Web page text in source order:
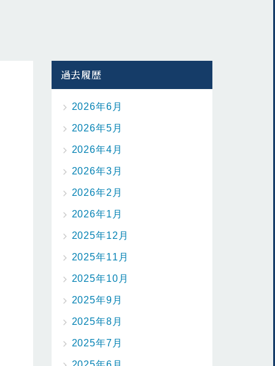
過去履歴
2026年6月
2026年5月
2026年4月
2026年3月
2026年2月
2026年1月
2025年12月
2025年11月
2025年10月
2025年9月
2025年8月
2025年7月